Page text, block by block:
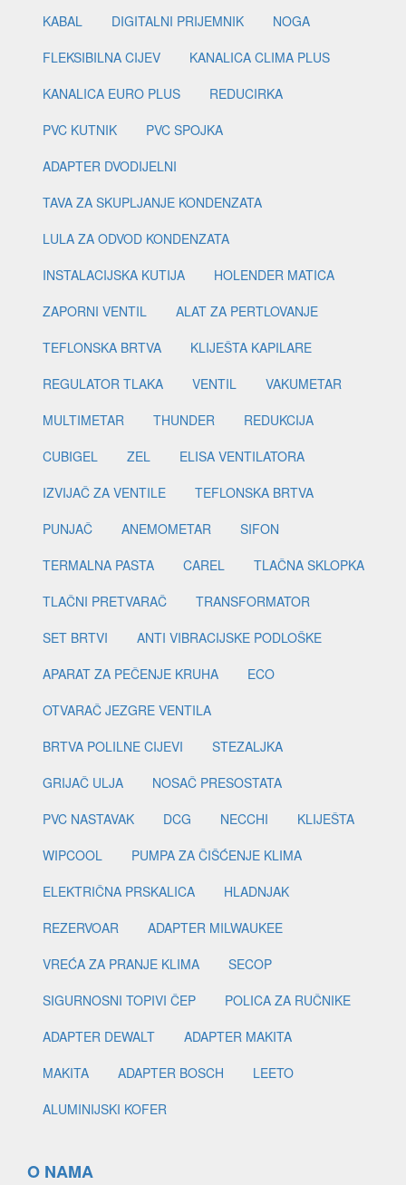
KABAL
DIGITALNI PRIJEMNIK
NOGA
FLEKSIBILNA CIJEV
KANALICA CLIMA PLUS
KANALICA EURO PLUS
REDUCIRKA
PVC KUTNIK
PVC SPOJKA
ADAPTER DVODIJELNI
TAVA ZA SKUPLJANJE KONDENZATA
LULA ZA ODVOD KONDENZATA
INSTALACIJSKA KUTIJA
HOLENDER MATICA
ZAPORNI VENTIL
ALAT ZA PERTLOVANJE
TEFLONSKA BRTVA
KLIJEŠTA KAPILARE
REGULATOR TLAKA
VENTIL
VAKUMETAR
MULTIMETAR
THUNDER
REDUKCIJA
CUBIGEL
ZEL
ELISA VENTILATORA
IZVIJAČ ZA VENTILE
TEFLONSKA BRTVA
PUNJAČ
ANEMOMETAR
SIFON
TERMALNA PASTA
CAREL
TLAČNA SKLOPKA
TLAČNI PRETVARAČ
TRANSFORMATOR
SET BRTVI
ANTI VIBRACIJSKE PODLOŠKE
APARAT ZA PEČENJE KRUHA
ECO
OTVARAČ JEZGRE VENTILA
BRTVA POLILNE CIJEVI
STEZALJKA
GRIJAČ ULJA
NOSAČ PRESOSTATA
PVC NASTAVAK
DCG NECCHI
KLIJEŠTA
WIPCOOL
PUMPA ZA ČIŠĆENJE KLIMA
ELEKTRIČNA PRSKALICA
HLADNJAK
REZERVOAR
ADAPTER MILWAUKEE
VREĆA ZA PRANJE KLIMA
SECOP
SIGURNOSNI TOPIVI ČEP
POLICA ZA RUČNIKE
ADAPTER DEWALT
ADAPTER MAKITA
MAKITA
ADAPTER BOSCH
LEETO
ALUMINIJSKI KOFER
O NAMA